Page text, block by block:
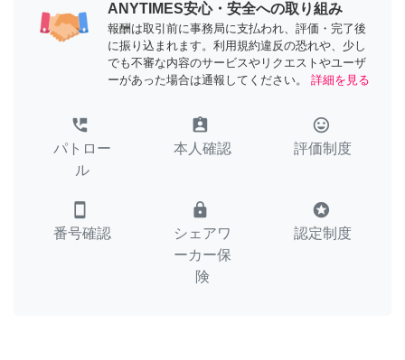
ANYTIMES安心・安全への取り組み
報酬は取引前に事務局に支払われ、評価・完了後
に振り込まれます。利用規約違反の恐れや、少し
でも不審な内容のサービスやリクエストやユーザ
ーがあった場合は通報してください。
詳細を見る
perm_phone_msg
パトロー
ル
assignment_ind
本人確認
tag_faces
評価制度
smartphone
番号確認
lock
シェアワ
ーカー保
険
stars
認定制度